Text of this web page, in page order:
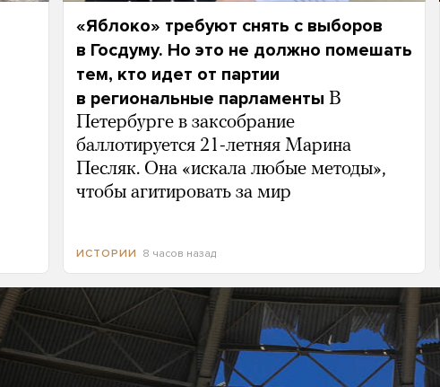
«Яблоко» требуют снять с выборов
в Госдуму. Но это не должно помешать
тем, кто идет от партии
в региональные парламенты В
Петербурге в заксобрание
баллотируется 21-летняя Марина
Песляк. Она «искала любые методы»,
чтобы агитировать за мир
ИСТОРИИ 8 часов назад